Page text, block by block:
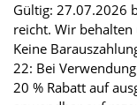
Gültig: 27.07.2026
reicht. Wir
Keine
22: Bei
20 % Rabatt auf